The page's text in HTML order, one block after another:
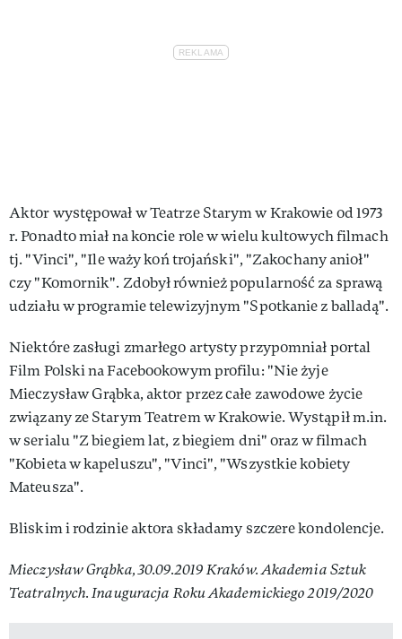
Aktor występował w Teatrze Starym w Krakowie od 1973
r. Ponadto miał na koncie role w wielu kultowych filmach
tj. "Vinci", "Ile waży koń trojański", "Zakochany anioł"
czy "Komornik". Zdobył również popularność za sprawą
udziału w programie telewizyjnym "Spotkanie z balladą".
Niektóre zasługi zmarłego artysty przypomniał portal
Film Polski na Facebookowym profilu: "Nie żyje
Mieczysław Grąbka, aktor przez całe zawodowe życie
związany ze Starym Teatrem w Krakowie. Wystąpił m.in.
w serialu "Z biegiem lat, z biegiem dni" oraz w filmach
"Kobieta w kapeluszu", "Vinci", "Wszystkie kobiety
Mateusza".
Bliskim i rodzinie aktora składamy szczere kondolencje.
Mieczysław Grąbka, 30.09.2019 Kraków. Akademia Sztuk
Teatralnych. Inauguracja Roku Akademickiego 2019/2020